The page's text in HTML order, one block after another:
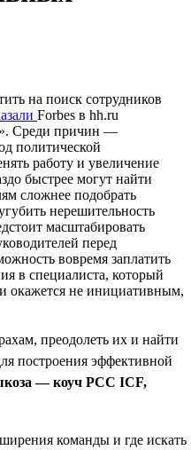
на поиск сотрудников
Forbes в hh.ru
Среди причин —
политической
работу и увеличение
быстрее могут найти
сложнее подобрать
нерешительность
масштабировать
перед
вовремя заплатить
в специалиста, который
окажется не инициативным,
преодолеть их и найти
построения эффективной
— коуч PCC ICF,